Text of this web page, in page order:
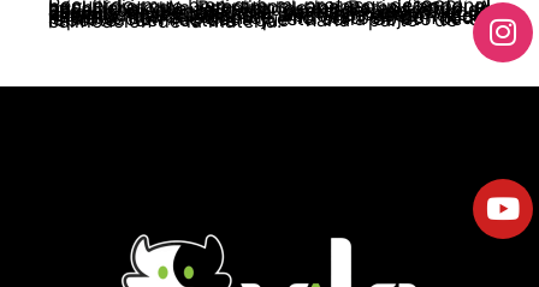
Recuerdo muy bien que mi profesor de español nos pidió que leyéramos, apenas iniciando el bachillerato, La Rebelión de las Ratas (1962). A mí, al igual que a casi todos mis compañeros de aquel colegio distrital ubicado en Ciudad Bolívar en Bogotá, me pareció exagerado el cúmulo de lectura que se nos requirió y de entrada recibimos la indicación con incomodidad, pues el hábito de leer no era nuestro mejor atributo, no así el de hacer piruetas con el balón de microfútbol. Con todo, la indicación fue dada y ésta sería objeto de un reporte de lectura que haría parte de la calificación de la materia.